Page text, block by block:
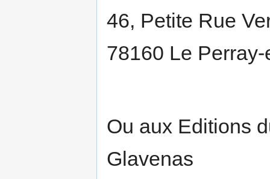
46, Petite Rue
78160 Le
Ou aux Editions
Glavenas